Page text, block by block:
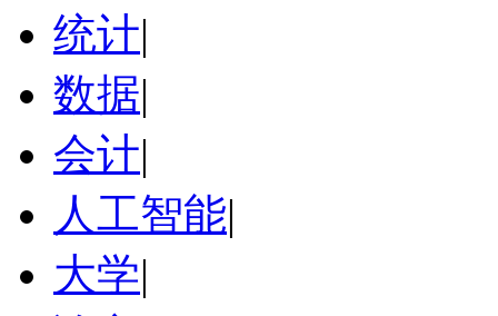
统计|
数据|
会计|
人工智能|
大学|